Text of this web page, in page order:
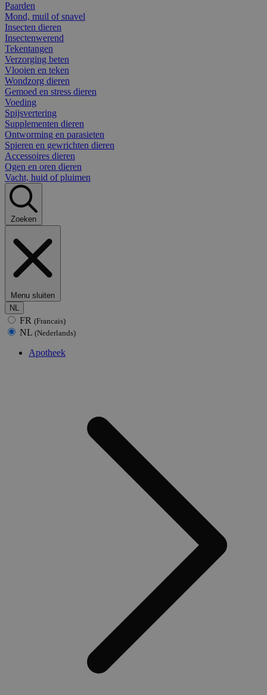
Paarden
Mond, muil of snavel
Insecten dieren
Insectenwerend
Tekentangen
Verzorging beten
Vlooien en teken
Wondzorg dieren
Gemoed en stress dieren
Voeding
Spijsvertering
Supplementen dieren
Ontworming en parasieten
Spieren en gewrichten dieren
Accessoires dieren
Ogen en oren dieren
Vacht, huid of pluimen
Zoeken
Menu sluiten
NL
FR (Francais)
NL (Nederlands)
Apotheek